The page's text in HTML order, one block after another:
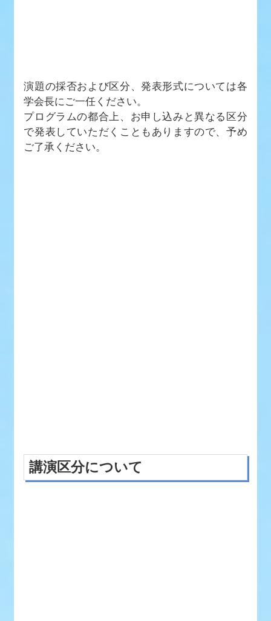
演題の採否および区分、発表形式については各
学会長にご一任ください。
プログラムの都合上、お申し込みと異なる区分
で発表していただくこともありますので、予め
ご了承ください。
講演区分について